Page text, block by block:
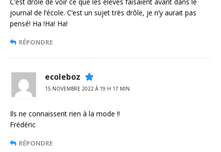
journal de l’école. C’est un sujet très drôle, je n’y aurait pas
pensé! Ha !Ha! Ha!
RÉPONDRE
ecoleboz
15 NOVEMBRE 2022 À 19 H 17 MIN
Ils ne connaissent rien à la mode !!
Frédéric
RÉPONDRE